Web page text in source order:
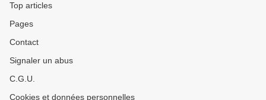
Top articles
Pages
Contact
Signaler un abus
C.G.U.
Cookies et données personnelles